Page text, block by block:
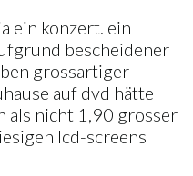
ein konzert. ein
bescheidener
grossartiger
auf dvd hätte
als nicht 1,90 grosser
lcd-screens